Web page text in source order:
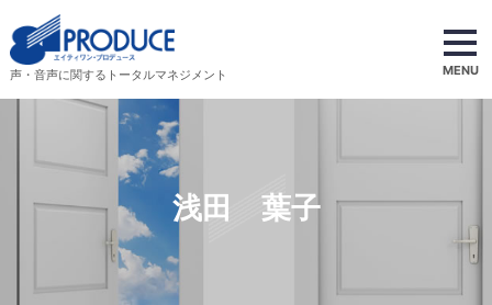
声・音声に関するトータルマネジメント MENU
浅田 葉子